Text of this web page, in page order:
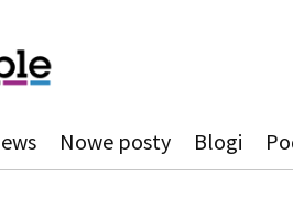
Nowe posty Blogi